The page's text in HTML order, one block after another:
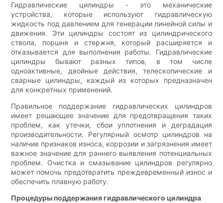
Гидравлические цилиндры - это механические
устройства, которые используют гидравлическую
жидкость под давлением для генерации линейной силы и
движения. Эти цилиндры состоят из цилиндрического
ствола, поршня и стержня, который расширяется и
отказывается для выполнения работы. Гидравлические
цилиндры бывают разных типов, в том числе
одноактивные, двойные действия, телескопические и
сварные цилиндры, каждый из которых предназначен
для конкретных применений.
Правильное поддержание гидравлических цилиндров
имеет решающее значение для предотвращения таких
проблем, как утечки, сбои уплотнения и деградация
производительности. Регулярный осмотр цилиндров на
наличие признаков износа, коррозии и загрязнения имеет
важное значение для раннего выявления потенциальных
проблем. Очистка и смазывание цилиндров регулярно
может помочь предотвратить преждевременный износ и
обеспечить плавную работу.
Процедуры поддержания гидравлического цилиндра